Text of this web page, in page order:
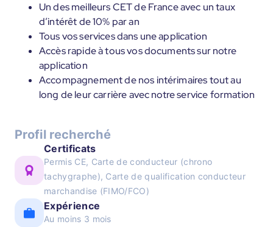
Un des meilleurs CET de France avec un taux
d’intérêt de 10% par an
Tous vos services dans une application
Accès rapide à tous vos documents sur notre
application
Accompagnement de nos intérimaires tout au
long de leur carrière avec notre service formation
Profil recherché
Certificats
Permis CE, Carte de conducteur (chrono
tachygraphe), Carte de qualification conducteur
marchandise (FIMO/FCO)
Expérience
Au moins 3 mois